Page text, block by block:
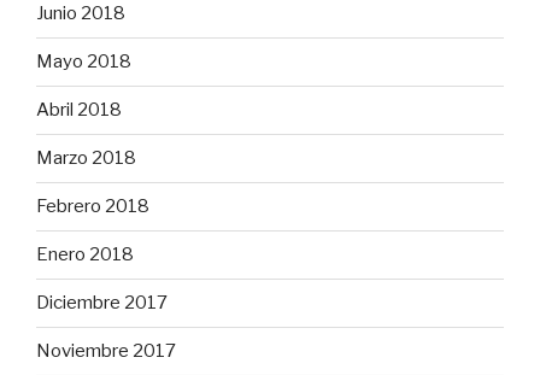
Junio 2018
Mayo 2018
Abril 2018
Marzo 2018
Febrero 2018
Enero 2018
Diciembre 2017
Noviembre 2017